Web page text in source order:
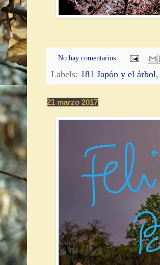
No hay comentarios:
Labels: 181 Japón y el árbol,
21 marzo 2017